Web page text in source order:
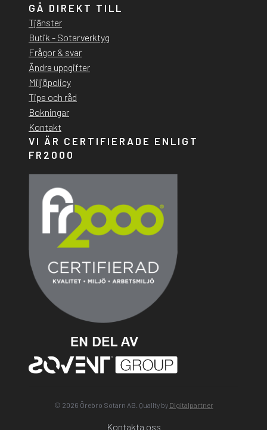
GÅ DIREKT TILL
Tjänster
Butik - Sotarverktyg
Frågor & svar
Ändra uppgifter
Miljöpolicy
Tips och råd
Bokningar
Kontakt
VI ÄR CERTIFIERADE ENLIGT
FR2000
© 2026 Örebro Sotarn AB. Quality by Digitalpartner
Kontakta oss